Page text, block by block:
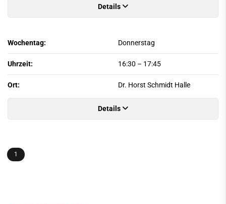
Details
Wochentag: Donnerstag
Uhrzeit: 16:30 – 17:45
Ort: Dr. Horst Schmidt Halle
Details
1